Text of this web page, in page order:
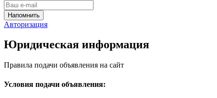
Авторизация
Юридическая информация
Правила подачи объявления на сайт
Условия подачи объявления: